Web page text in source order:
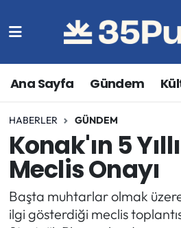
Ana Sayfa Gündem
HABERLER GÜNDEM
Konak'ın 5
Meclis Onayı
Başta muhtarlar olmak
ilgi gösterdiği meclis